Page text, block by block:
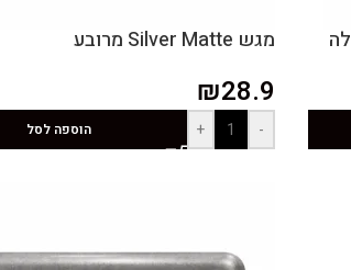
מגש Silver Matte מרובע
₪28.9
-
+ הוספה לסל